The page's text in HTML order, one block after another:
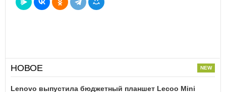
НОВОЕ
Lenovo выпустила бюджетный планшет Lecoo Mini